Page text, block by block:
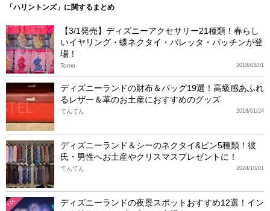
「ハリントンズ」に関するまとめ
【3/1発売】ディズニーアクセサリー21種類！春らし
いイヤリング・蝶ネクタイ・バレッタ・パッチンが登
場！
2018/03/01
Tomo
ディズニーランドの財布＆バッグ19選！高級感あふれ
るレザー＆革のお土産におすすめのグッズ
2018/01/24
てんてん
ディズニーランド＆シーのネクタイ&ピン5種類！彼
氏・男性へお土産やクリスマスプレゼントに！
2024/10/01
てんてん
TDL
ディズニーランドの夜景スポットおすすめ12選！イン